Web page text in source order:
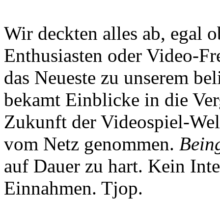
Wir deckten alles ab, egal
Enthusiasten oder Video-
das Neueste zu unserem
bekamt Einblicke in die
Zukunft der Videospiel-
vom Netz genommen.
auf Dauer zu hart. Kein
Einnahmen. Tjop.